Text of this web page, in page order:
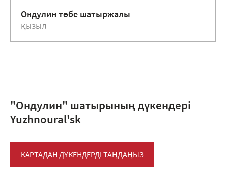
Ондулин төбе шатыржалы
қызыл
"Ондулин" шатырының дүкендері
Yuzhnoural'sk
КАРТАДАН ДҮКЕНДЕРДІ ТАҢДАҢЫЗ